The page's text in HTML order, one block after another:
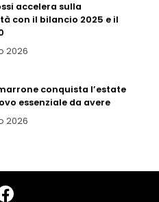
accelera sulla
con il bilancio 2025 e il
2026
conquista l’estate
essenziale da avere
2026